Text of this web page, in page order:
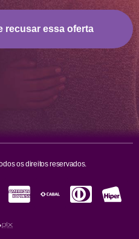
recusar essa oferta
os direitos reservados.